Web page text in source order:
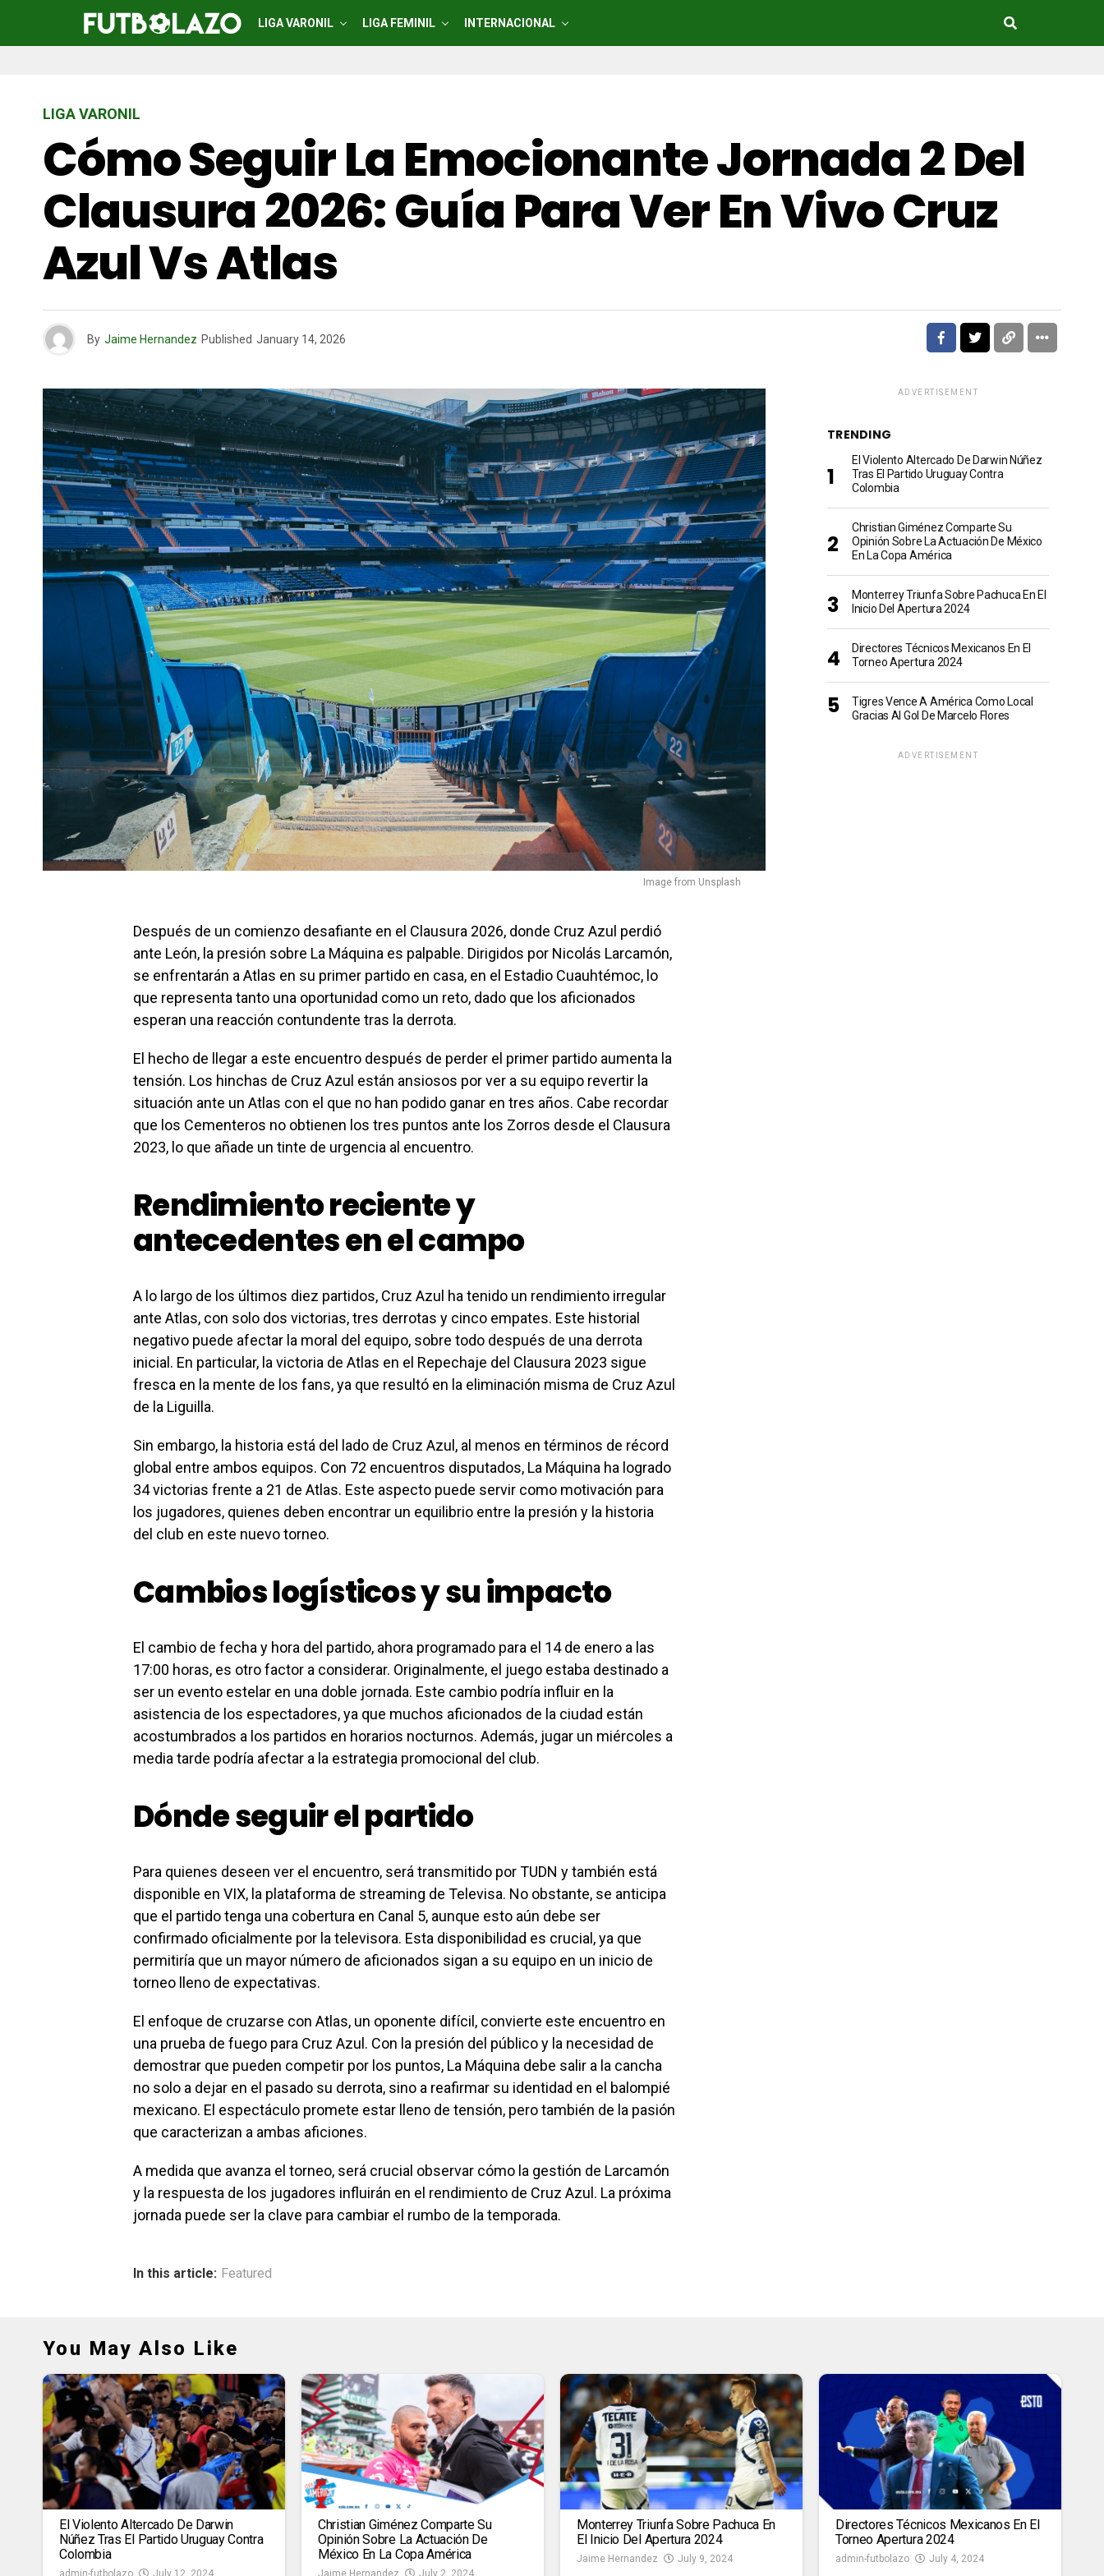
LIGA VARONIL LIGA FEMINIL INTERNACIONAL
LIGA VARONIL
Cómo Seguir La Emocionante Jornada 2 Del
Clausura 2026: Guía Para Ver En Vivo Cruz
Azul Vs Atlas
By Jaime Hernandez Published January 14, 2026
Image from Unsplash
Después de un comienzo desafiante en el Clausura 2026, donde Cruz Azul perdió
ante León, la presión sobre La Máquina es palpable. Dirigidos por Nicolás Larcamón,
se enfrentarán a Atlas en su primer partido en casa, en el Estadio Cuauhtémoc, lo
que representa tanto una oportunidad como un reto, dado que los aficionados
esperan una reacción contundente tras la derrota.
El hecho de llegar a este encuentro después de perder el primer partido aumenta la
tensión. Los hinchas de Cruz Azul están ansiosos por ver a su equipo revertir la
situación ante un Atlas con el que no han podido ganar en tres años. Cabe recordar
que los Cementeros no obtienen los tres puntos ante los Zorros desde el Clausura
2023, lo que añade un tinte de urgencia al encuentro.
Rendimiento reciente y
antecedentes en el campo
A lo largo de los últimos diez partidos, Cruz Azul ha tenido un rendimiento irregular
ante Atlas, con solo dos victorias, tres derrotas y cinco empates. Este historial
negativo puede afectar la moral del equipo, sobre todo después de una derrota
inicial. En particular, la victoria de Atlas en el Repechaje del Clausura 2023 sigue
fresca en la mente de los fans, ya que resultó en la eliminación misma de Cruz Azul
de la Liguilla.
Sin embargo, la historia está del lado de Cruz Azul, al menos en términos de récord
global entre ambos equipos. Con 72 encuentros disputados, La Máquina ha logrado
34 victorias frente a 21 de Atlas. Este aspecto puede servir como motivación para
los jugadores, quienes deben encontrar un equilibrio entre la presión y la historia
del club en este nuevo torneo.
Cambios logísticos y su impacto
El cambio de fecha y hora del partido, ahora programado para el 14 de enero a las
17:00 horas, es otro factor a considerar. Originalmente, el juego estaba destinado a
ser un evento estelar en una doble jornada. Este cambio podría influir en la
asistencia de los espectadores, ya que muchos aficionados de la ciudad están
acostumbrados a los partidos en horarios nocturnos. Además, jugar un miércoles a
media tarde podría afectar a la estrategia promocional del club.
Dónde seguir el partido
Para quienes deseen ver el encuentro, será transmitido por TUDN y también está
disponible en VIX, la plataforma de streaming de Televisa. No obstante, se anticipa
que el partido tenga una cobertura en Canal 5, aunque esto aún debe ser
confirmado oficialmente por la televisora. Esta disponibilidad es crucial, ya que
permitiría que un mayor número de aficionados sigan a su equipo en un inicio de
torneo lleno de expectativas.
El enfoque de cruzarse con Atlas, un oponente difícil, convierte este encuentro en
una prueba de fuego para Cruz Azul. Con la presión del público y la necesidad de
demostrar que pueden competir por los puntos, La Máquina debe salir a la cancha
no solo a dejar en el pasado su derrota, sino a reafirmar su identidad en el balompié
mexicano. El espectáculo promete estar lleno de tensión, pero también de la pasión
que caracterizan a ambas aficiones.
A medida que avanza el torneo, será crucial observar cómo la gestión de Larcamón
y la respuesta de los jugadores influirán en el rendimiento de Cruz Azul. La próxima
jornada puede ser la clave para cambiar el rumbo de la temporada.
In this article: Featured
ADVERTISEMENT
TRENDING
El Violento Altercado De Darwin Núñez
Tras El Partido Uruguay Contra
Colombia
Christian Giménez Comparte Su
Opinión Sobre La Actuación De México
En La Copa América
Monterrey Triunfa Sobre Pachuca En El
Inicio Del Apertura 2024
Directores Técnicos Mexicanos En El
Torneo Apertura 2024
Tigres Vence A América Como Local
Gracias Al Gol De Marcelo Flores
ADVERTISEMENT
You May Also Like
El Violento Altercado De Darwin
Núñez Tras El Partido Uruguay Contra
Colombia
Christian Giménez Comparte Su
Opinión Sobre La Actuación De
México En La Copa América
Monterrey Triunfa Sobre Pachuca En
El Inicio Del Apertura 2024
Jaime Hernandez July 9, 2024
Directores Técnicos Mexicanos En El
Torneo Apertura 2024
admin-futbolazo July 4, 2024